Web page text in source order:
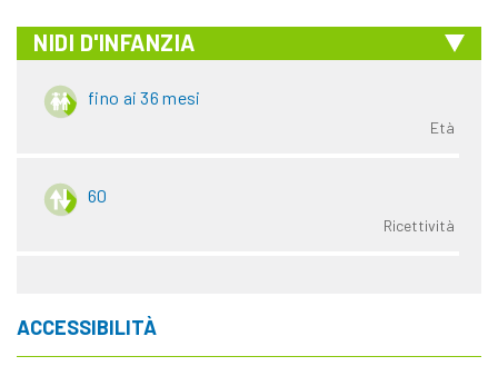
NIDI D'INFANZIA
fino ai 36 mesi
Età
60
Ricettività
ACCESSIBILITÀ